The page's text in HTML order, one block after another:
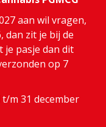
aan wil vragen,
dan zit je bij de
je pasje dan dit
op 7
m 31 december